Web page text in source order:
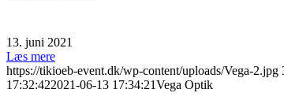
13. juni 2021
Læs mere
https://tikioeb-event.dk/wp-content/uploads/Vega-2.jpg
17:32:422021-06-13 17:34:21Vega Optik